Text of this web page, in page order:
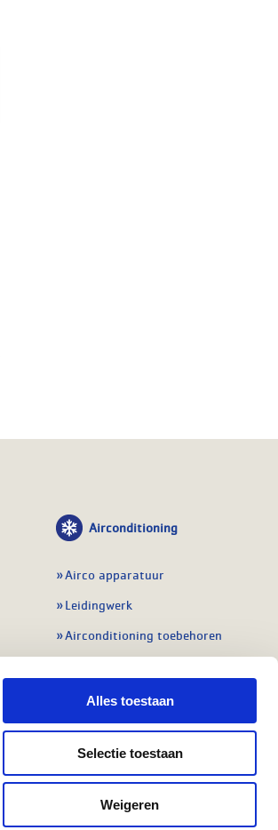
Alles toestaan
Selectie toestaan
Weigeren
Airconditioning
Airco apparatuur
Leidingwerk
Airconditioning toebehoren
Regelapparatuur
Alle koeling